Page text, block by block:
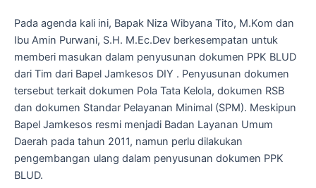
Pada agenda kali ini, Bapak Niza Wibyana Tito, M.Kom dan
Ibu Amin Purwani, S.H. M.Ec.Dev berkesempatan untuk
memberi masukan dalam penyusunan dokumen PPK BLUD
dari Tim dari Bapel Jamkesos DIY . Penyusunan dokumen
tersebut terkait dokumen Pola Tata Kelola, dokumen RSB
dan dokumen Standar Pelayanan Minimal (SPM). Meskipun
Bapel Jamkesos resmi menjadi Badan Layanan Umum
Daerah pada tahun 2011, namun perlu dilakukan
pengembangan ulang dalam penyusunan dokumen PPK
BLUD.